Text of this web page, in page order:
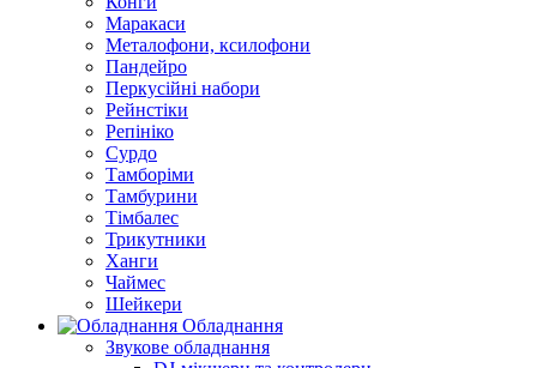
Маракаси
Металофони, ксилофони
Пандейро
Перкусійні набори
Рейнстіки
Репініко
Сурдо
Тамборіми
Тамбурини
Тімбалес
Трикутники
Ханги
Чаймес
Шейкери
Обладнання
Звукове обладнання